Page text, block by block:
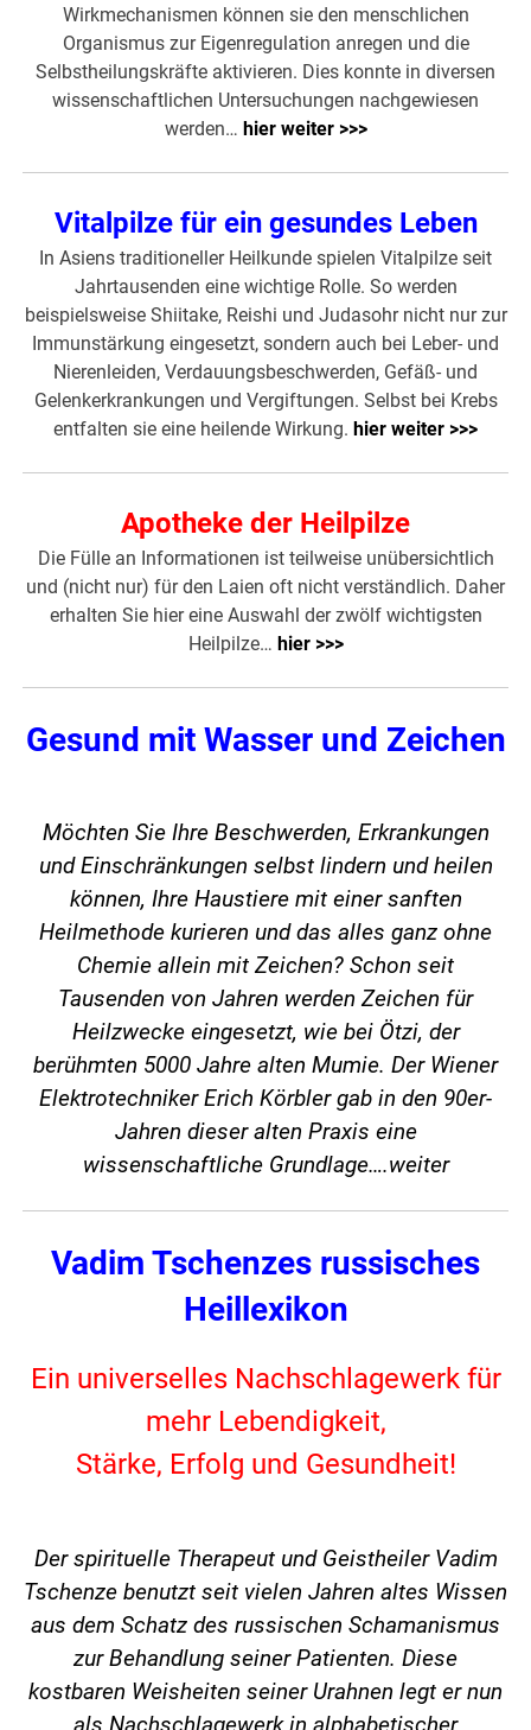
Wirkmechanismen können sie den menschlichen
Organismus zur Eigenregulation anregen und die
Selbstheilungskräfte aktivieren. Dies konnte in diversen
wissenschaftlichen Untersuchungen nachgewiesen
werden… hier weiter >>>
Vitalpilze für ein gesundes Leben
In Asiens traditioneller Heilkunde spielen Vitalpilze seit
Jahrtausenden eine wichtige Rolle. So werden
beispielsweise Shiitake, Reishi und Judasohr nicht nur zur
Immunstärkung eingesetzt, sondern auch bei Leber- und
Nierenleiden, Verdauungsbeschwerden, Gefäß- und
Gelenkerkrankungen und Vergiftungen. Selbst bei Krebs
entfalten sie eine heilende Wirkung. hier weiter >>>
Apotheke der Heilpilze
Die Fülle an Informationen ist teilweise unübersichtlich
und (nicht nur) für den Laien oft nicht verständlich. Daher
erhalten Sie hier eine Auswahl der zwölf wichtigsten
Heilpilze… hier >>>
Gesund mit Wasser und Zeichen
Möchten Sie Ihre Beschwerden, Erkrankungen
und Einschränkungen selbst lindern und heilen
können, Ihre Haustiere mit einer sanften
Heilmethode kurieren und das alles ganz ohne
Chemie allein mit Zeichen? Schon seit
Tausenden von Jahren werden Zeichen für
Heilzwecke eingesetzt, wie bei Ötzi, der
berühmten 5000 Jahre alten Mumie. Der Wiener
Elektrotechniker Erich Körbler gab in den 90er-
Jahren dieser alten Praxis eine
wissenschaftliche Grundlage….weiter
Vadim Tschenzes russisches
Heillexikon
Ein universelles Nachschlagewerk für
mehr Lebendigkeit,
Stärke, Erfolg und Gesundheit!
Der spirituelle Therapeut und Geistheiler Vadim
Tschenze benutzt seit vielen Jahren altes Wissen
aus dem Schatz des russischen Schamanismus
zur Behandlung seiner Patienten. Diese
kostbaren Weisheiten seiner Urahnen legt er nun